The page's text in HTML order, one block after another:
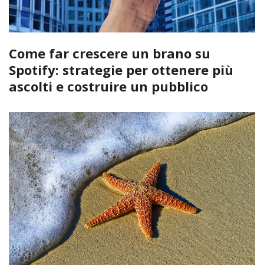
Come far crescere un brano su
Spotify: strategie per ottenere più
ascolti e costruire un pubblico